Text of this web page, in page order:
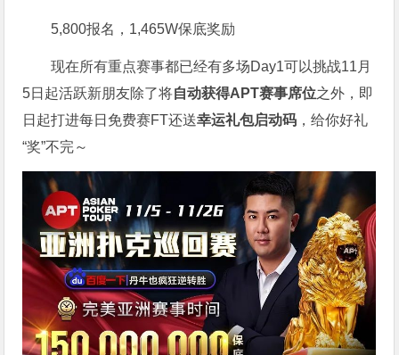
5,800报名，1,465W保底奖励
现在所有重点赛事都已经有多场Day1可以挑战11月
5日起活跃新朋友除了将自动获得APT赛事席位之外，即
日起打进每日免费赛FT还送幸运礼包启动码 ，给你好礼
“奖”不完～